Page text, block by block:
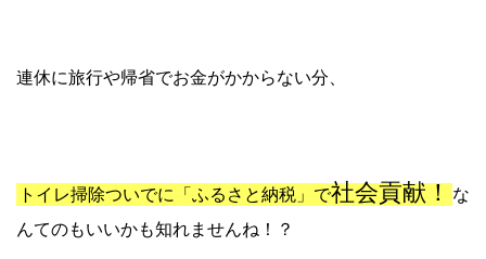
連休に旅行や帰省でお金がかからない分、
トイレ掃除ついでに「ふるさと納税」で社会貢献！な
んてのもいいかも知れませんね！？